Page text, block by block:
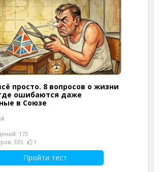
просто. 8 вопросов о жизни
ошибаются даже
в Союзе
173
335
1
Пройти тест